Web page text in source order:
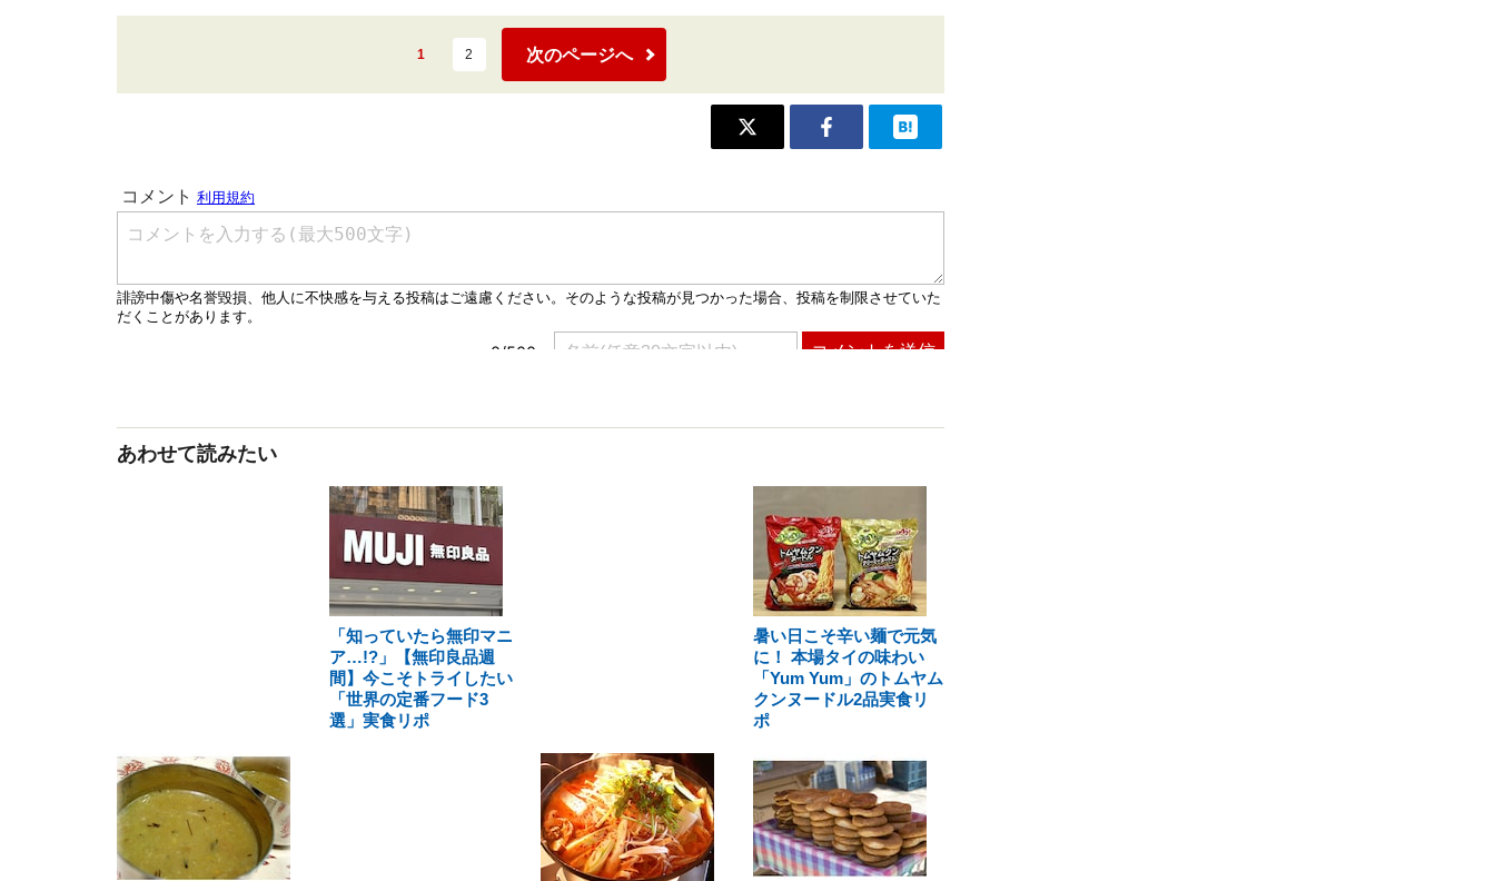
1 2 次のページへ
あわせて読みたい
「知っていたら無印マニ
ア…!?」【無印良品週
間】今こそトライしたい
「世界の定番フード3
選」実食リポ
暑い日こそ辛い麺で元気
に！ 本場タイの味わい
「Yum Yum」のトムヤム
クンヌードル2品実食リ
ポ